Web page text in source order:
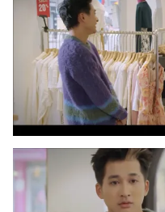
Thị trường 24h
VTV4
VTV9
Liên hệ tòa soạn